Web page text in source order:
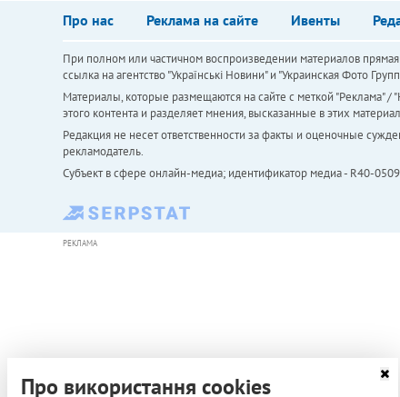
Про нас Реклама на сайте Ивенты
При полном или частичном воспроизведении материалов
ссылка на агентство "Українськi Новини" и "Украинская Фото
Материалы, которые размещаются на сайте с меткой "Реклама" /
этого контента и разделяет мнения, высказанные в этих
Редакция не несет ответственности за факты и оценочные
рекламодатель.
Субъект в сфере онлайн-медиа; идентификатор медиа - R40-
РЕКЛАМА
Про використання cookies